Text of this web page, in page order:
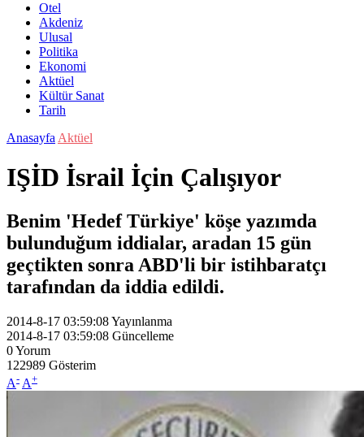
Otel
Akdeniz
Ulusal
Politika
Ekonomi
Aktüel
Kültür Sanat
Tarih
Anasayfa Aktüel
IŞİD İsrail İçin Çalışıyor
Benim 'Hedef Türkiye' köşe yazımda
bulunduğum iddialar, aradan 15 gün
geçtikten sonra ABD'li bir istihbaratçı
tarafından da iddia edildi.
2014-8-17 03:59:08Yayınlanma
2014-8-17 03:59:08 Güncelleme
0Yorum
122989 Gösterim
A- A+